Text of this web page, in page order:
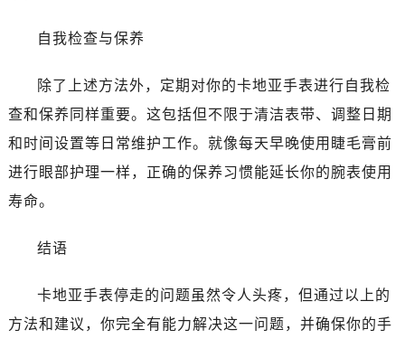
自我检查与保养
除了上述方法外，定期对你的卡地亚手表进行自我检
查和保养同样重要。这包括但不限于清洁表带、调整日期
和时间设置等日常维护工作。就像每天早晚使用睫毛膏前
进行眼部护理一样，正确的保养习惯能延长你的腕表使用
寿命。
结语
卡地亚手表停走的问题虽然令人头疼，但通过以上的
方法和建议，你完全有能力解决这一问题，并确保你的手